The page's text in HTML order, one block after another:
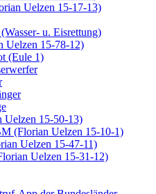
Uelzen 15-17-13)
u. Eisrettung)
Uelzen 15-78-12)
(Eule 1)
Uelzen 15-50-13)
(Florian Uelzen 15-10-1)
Uelzen 15-47-11)
Uelzen 15-31-12)